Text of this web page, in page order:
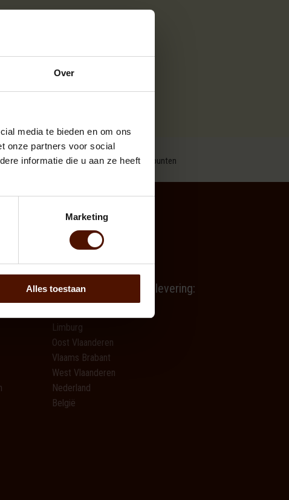
Over
media te bieden en om ons
onze partners voor social
informatie die u aan ze heeft
Marketing
Alles toestaan
Spaarpunten
Brandhout.com gratis levering:
Limburg
Oost Vlaanderen
Vlaams Brabant
West Vlaanderen
Nederland
België